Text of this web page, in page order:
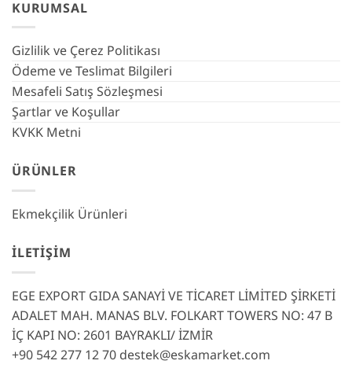
KURUMSAL
Gizlilik ve Çerez Politikası
Ödeme ve Teslimat Bilgileri
Mesafeli Satış Sözleşmesi
Şartlar ve Koşullar
KVKK Metni
ÜRÜNLER
Ekmekçilik Ürünleri
İLETIŞIM
EGE EXPORT GIDA SANAYİ VE TİCARET LİMİTED ŞİRKETİ
ADALET MAH. MANAS BLV. FOLKART TOWERS NO: 47 B
İÇ KAPI NO: 2601 BAYRAKLI/ İZMİR
+90 542 277 12 70 destek@eskamarket.com